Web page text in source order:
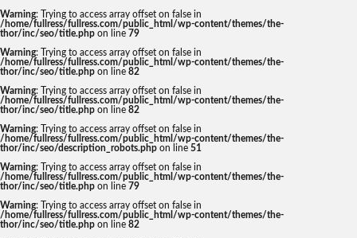
Warning: Trying to access array offset on false in
/home/fullress/fullress.com/public_html/wp-content/themes/the-
thor/inc/seo/title.php on line 79
Warning: Trying to access array offset on false in
/home/fullress/fullress.com/public_html/wp-content/themes/the-
thor/inc/seo/title.php on line 82
Warning: Trying to access array offset on false in
/home/fullress/fullress.com/public_html/wp-content/themes/the-
thor/inc/seo/title.php on line 82
Warning: Trying to access array offset on false in
/home/fullress/fullress.com/public_html/wp-content/themes/the-
thor/inc/seo/description_robots.php on line 51
Warning: Trying to access array offset on false in
/home/fullress/fullress.com/public_html/wp-content/themes/the-
thor/inc/seo/title.php on line 79
Warning: Trying to access array offset on false in
/home/fullress/fullress.com/public_html/wp-content/themes/the-
thor/inc/seo/title.php on line 82